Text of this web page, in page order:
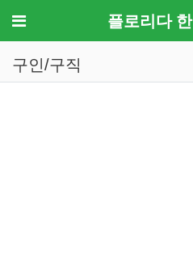
메뉴 플로리다
구인/구직